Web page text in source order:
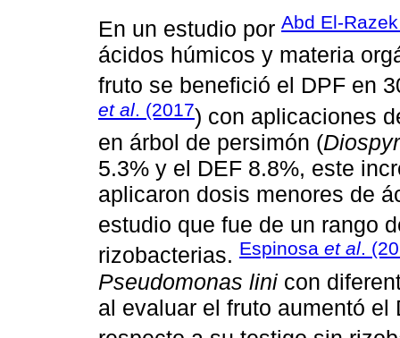
En un estudio por Abd El-
ácidos húmicos y materia
fruto se benefició el DPF en
et al. (2017) con aplicaciones
en árbol de persimón (
5.3% y el DEF 8.8%, este
aplicaron dosis menores de
estudio que fue de un rango
rizobacterias. Espinosa et al.
Pseudomonas lini con
al evaluar el fruto aumentó